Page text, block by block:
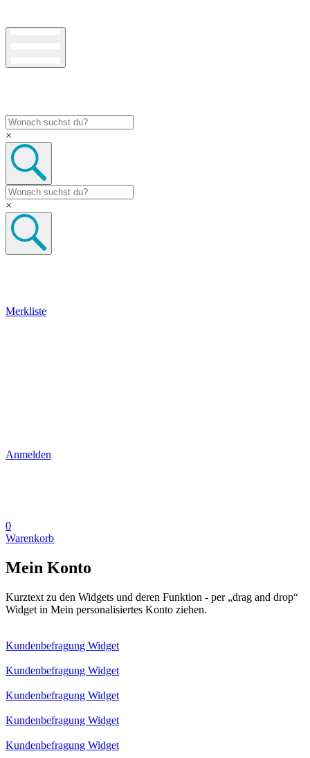
×
×
Merkliste
Anmelden
0
Warenkorb
Mein Konto
Kurztext zu den Widgets und deren Funktion - per „drag and drop“
Widget in Mein personalisiertes Konto ziehen.
Kundenbefragung Widget
Kundenbefragung Widget
Kundenbefragung Widget
Kundenbefragung Widget
Kundenbefragung Widget